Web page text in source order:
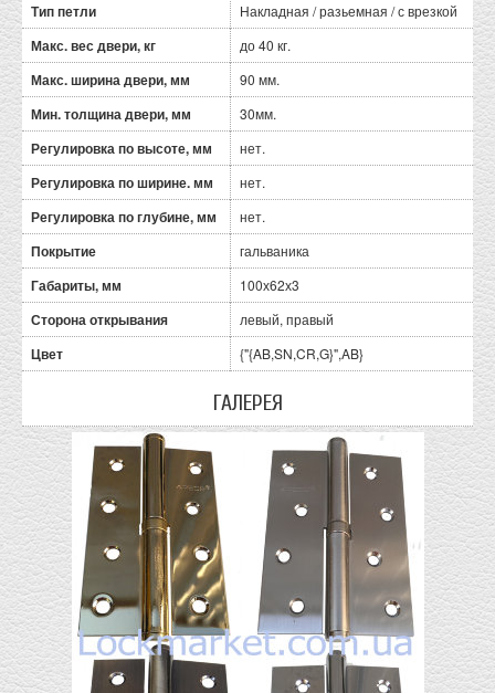
Тип петли Накладная / разьемная / с врезкой
Макс. вес двери, кг до 40 кг.
Макс. ширина двери, мм 90 мм.
Мин. толщина двери, мм 30мм.
Регулировка по высоте, мм нет.
Регулировка по ширине. мм нет.
Регулировка по глубине, мм нет.
Покрытие гальваника
Габариты, мм 100х62х3
Сторона открывания левый, правый
Цвет {"{AB,SN,CR,G}",AB}
ГАЛЕРЕЯ